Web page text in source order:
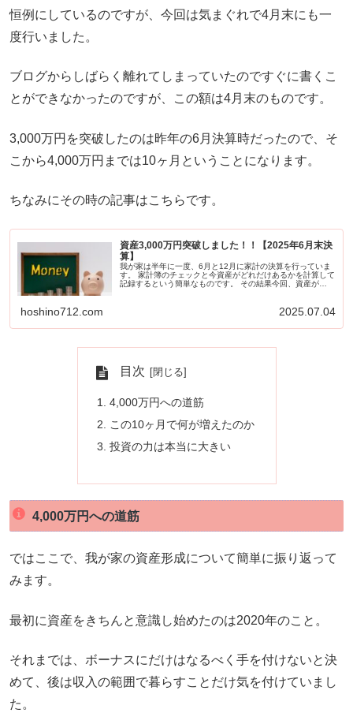
恒例にしているのですが、今回は気まぐれで4月末にも一
度行いました。
ブログからしばらく離れてしまっていたのですぐに書くこ
とができなかったのですが、この額は4月末のものです。
3,000万円を突破したのは昨年の6月決算時だったので、そ
こから4,000万円までは10ヶ月ということになります。
ちなみにその時の記事はこちらです。
資産3,000万円突破しました！！【2025年6月末決
算】
我が家は半年に一度、6月と12月に家計の決算を行っていま
す。 家計簿のチェックと今資産がどれだけあるかを計算して
記録するという簡単なものです。 その結果今回、資産が
hoshino712.com 2025.07.04
目次
4,000万円への道筋
この10ヶ月で何が増えたのか
投資の力は本当に大きい
4,000万円への道筋
ではここで、我が家の資産形成について簡単に振り返って
みます。
最初に資産をきちんと意識し始めたのは2020年のこと。
それまでは、ボーナスにだけはなるべく手を付けないと決
めて、後は収入の範囲で暮らすことだけ気を付けていまし
た。